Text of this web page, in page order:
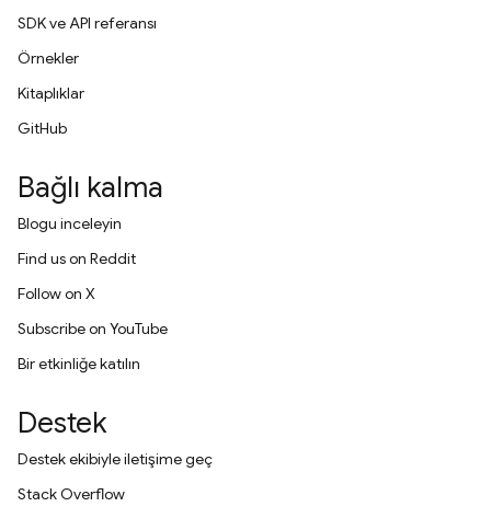
SDK ve API referansı
Örnekler
Kitaplıklar
GitHub
Bağlı kalma
Blogu inceleyin
Find us on Reddit
Follow on X
Subscribe on YouTube
Bir etkinliğe katılın
Destek
Destek ekibiyle iletişime geç
Stack Overflow